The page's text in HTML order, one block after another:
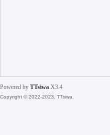
Powered by TTsiwa X3.4
Copyright © 2022-2023, TTsiwa.